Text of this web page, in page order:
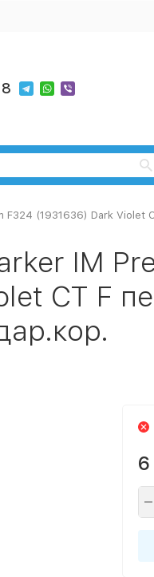
F324 (1931636) Dark
IM
CT F